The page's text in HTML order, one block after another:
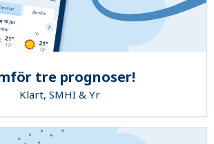
tre prognoser!
Klart, SMHI & Yr